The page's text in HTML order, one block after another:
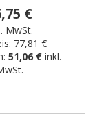
€
MwSt.
77,81 €
51,06 € inkl.